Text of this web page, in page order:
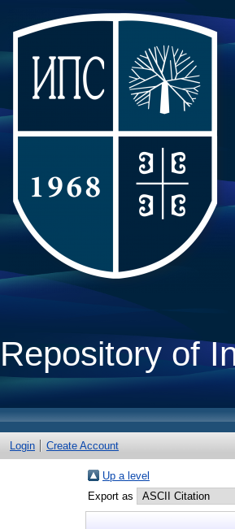
Repository of
Login Create Account
Up a level
Export as